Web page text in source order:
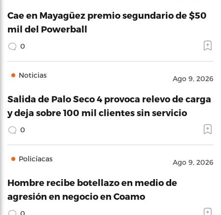
Cae en Mayagüez premio segundario de $50
mil del Powerball
0
Noticias Ago 9, 2026
Salida de Palo Seco 4 provoca relevo de carga
y deja sobre 100 mil clientes sin servicio
0
Policíacas Ago 9, 2026
Hombre recibe botellazo en medio de
agresión en negocio en Coamo